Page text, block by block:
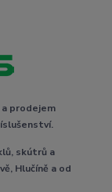
prodejem
skútrů a
Hlučíně a od